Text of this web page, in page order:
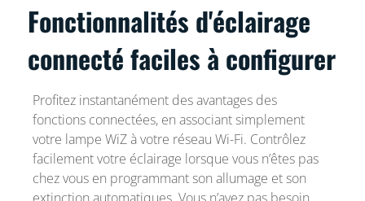
Fonctionnalités d'éclairage
connecté faciles à configurer
Profitez instantanément des avantages des
fonctions connectées, en associant simplement
votre lampe WiZ à votre réseau Wi-Fi. Contrôlez
facilement votre éclairage lorsque vous n’êtes pas
chez vous en programmant son allumage et son